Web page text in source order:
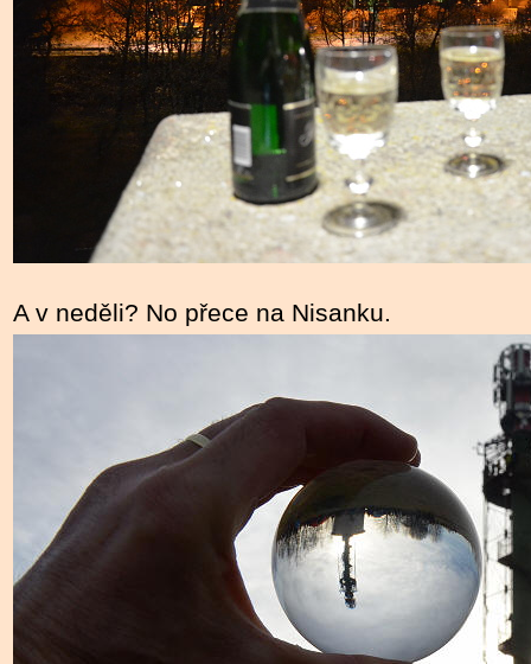
A v neděli? No přece na Nisanku.